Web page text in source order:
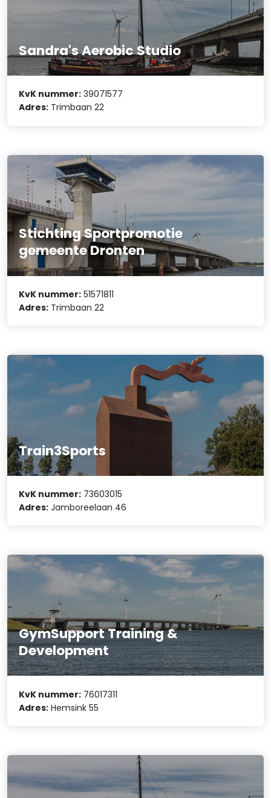
Sandra's Aerobic Studio
KvK nummer: 39071577
Adres: Trimbaan 22
Stichting Sportpromotie
gemeente Dronten
KvK nummer: 51571811
Adres: Trimbaan 22
Train3Sports
KvK nummer: 73603015
Adres: Jamboreelaan 46
GymSupport Training &
Development
KvK nummer: 76017311
Adres: Hemsink 55